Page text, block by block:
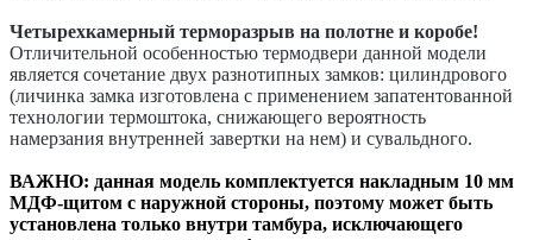
Четырехкамерный терморазрыв на полотне и коробе!
Отличительной особенностью термодвери данной модели
является сочетание двух разнотипных замков: цилиндрового
(личинка замка изготовлена с применением запатентованной
технологии термоштока, снижающего вероятность
намерзания внутренней завертки на нем) и сувальдного.
ВАЖНО: данная модель комплектуется накладным 10 мм
МДФ-щитом с наружной стороны, поэтому может быть
установлена только внутри тамбура, исключающего